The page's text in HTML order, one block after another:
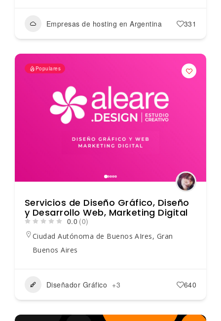
Empresas de hosting en Argentina 331
Populares
Servicios de Diseño Gráfico, Diseño
y Desarrollo Web, Marketing Digital
0.0 (0)
Ciudad Autónoma de Buenos AIres, Gran
Buenos Aires
Diseñador Gráfico +3 640